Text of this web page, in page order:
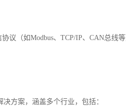
议（如Modbus、TCP/IP、CAN总线
方案，涵盖多个行业，包括：